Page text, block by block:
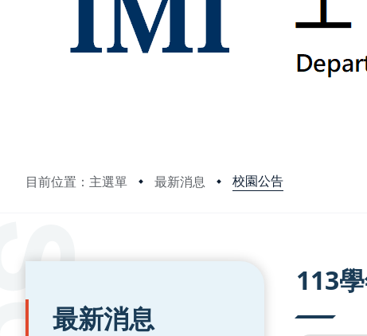
目前位置：主選單 最新消息 校園公告
:::
最新消息
113